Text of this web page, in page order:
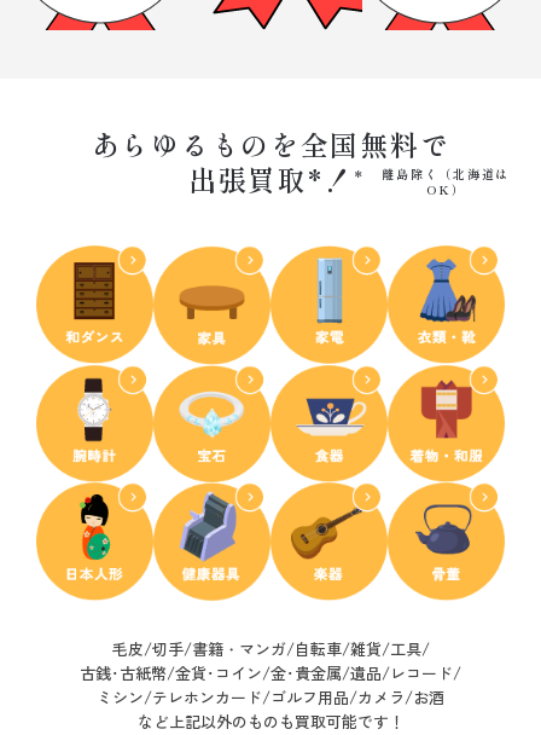
あらゆるものを全国無料で
出張買取*！
離島除く（北海道は
OK）
毛皮/切手/書籍・マンガ/自転車/雑貨/工具/
古銭･古紙幣/金貨･コイン/金･貴金属/遺品/レコード/
ミシン/テレホンカード/ゴルフ用品/カメラ/お酒
など上記以外のものも買取可能です！